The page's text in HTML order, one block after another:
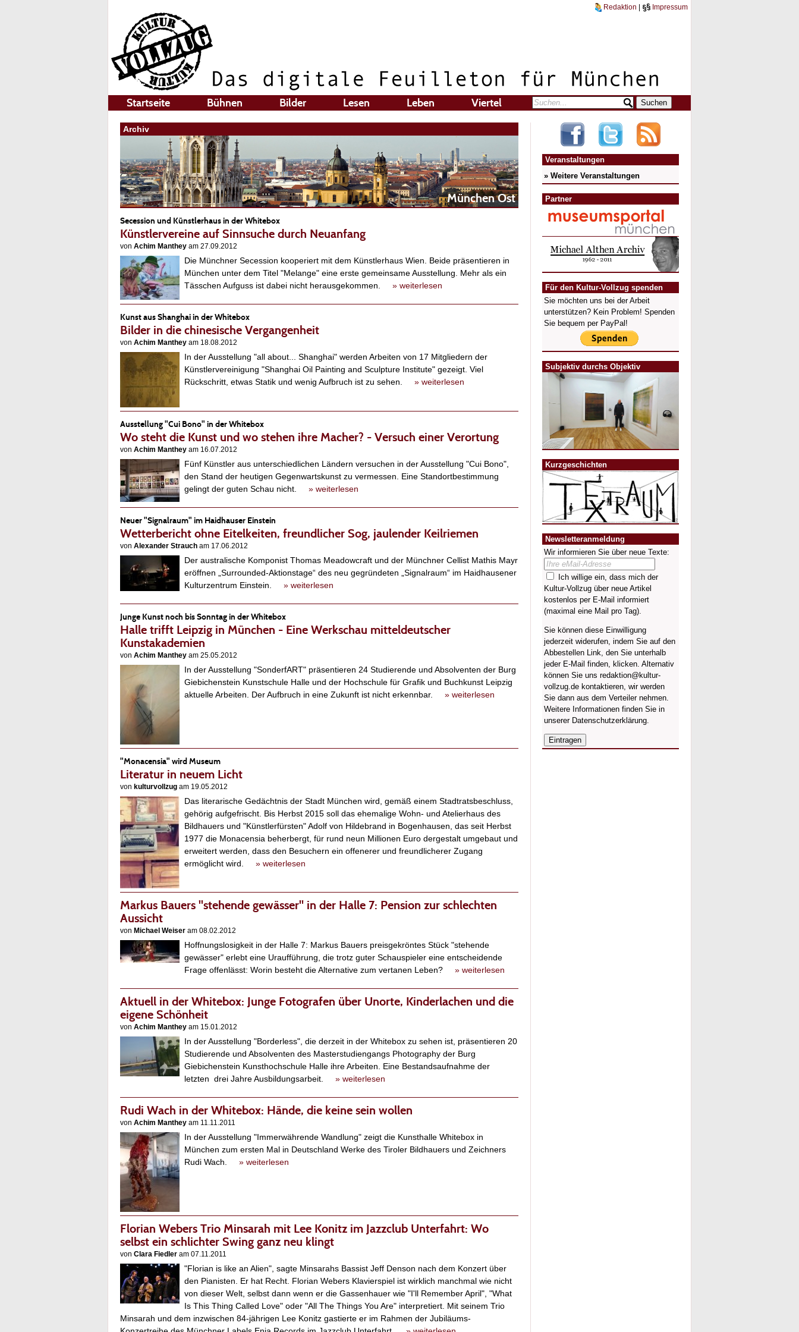
Redaktion Impressum
Startseite Bühnen Bilder Lesen Leben Viertel
Archiv
München Ost
Secession und Künstlerhaus in der Whitebox
Künstlervereine auf Sinnsuche durch Neuanfang
von Achim Manthey am 27.09.2012
Die Münchner Secession kooperiert mit dem Künstlerhaus Wien. Beide präsentieren in
München unter dem Titel "Melange" eine erste gemeinsame Ausstellung. Mehr als ein
Tässchen Aufguss ist dabei nicht herausgekommen. » weiterlesen
Kunst aus Shanghai in der Whitebox
Bilder in die chinesische Vergangenheit
von Achim Manthey am 18.08.2012
In der Ausstellung "all about... Shanghai" werden Arbeiten von 17 Mitgliedern der
Künstlervereinigung "Shanghai Oil Painting and Sculpture Institute" gezeigt. Viel
Rückschritt, etwas Statik und wenig Aufbruch ist zu sehen. » weiterlesen
Ausstellung "Cui Bono" in der Whitebox
Wo steht die Kunst und wo stehen ihre Macher? - Versuch einer Verortung
von Achim Manthey am 16.07.2012
Fünf Künstler aus unterschiedlichen Ländern versuchen in der Ausstellung "Cui Bono",
den Stand der heutigen Gegenwartskunst zu vermessen. Eine Standortbestimmung
gelingt der guten Schau nicht. » weiterlesen
Neuer "Signalraum" im Haidhauser Einstein
Wetterbericht ohne Eitelkeiten, freundlicher Sog, jaulender Keilriemen
von Alexander Strauch am 17.06.2012
Der australische Komponist Thomas Meadowcraft und der Münchner Cellist Mathis Mayr
eröffnen „Surrounded-Aktionstage“ des neu gegründeten „Signalraum“ im Haidhausener
Kulturzentrum Einstein. » weiterlesen
Junge Kunst noch bis Sonntag in der Whitebox
Halle trifft Leipzig in München - Eine Werkschau mitteldeutscher
Kunstakademien
von Achim Manthey am 25.05.2012
In der Ausstellung "SonderfART" präsentieren 24 Studierende und Absolventen der Burg
Giebichenstein Kunstschule Halle und der Hochschule für Grafik und Buchkunst Leipzig
aktuelle Arbeiten. Der Aufbruch in eine Zukunft ist nicht erkennbar. » weiterlesen
"Monacensia" wird Museum
Literatur in neuem Licht
von kulturvollzug am 19.05.2012
Das literarische Gedächtnis der Stadt München wird, gemäß einem Stadtratsbeschluss,
gehörig aufgefrischt. Bis Herbst 2015 soll das ehemalige Wohn- und Atelierhaus des
Bildhauers und "Künstlerfürsten" Adolf von Hildebrand in Bogenhausen, das seit Herbst
1977 die Monacensia beherbergt, für rund neun Millionen Euro dergestalt umgebaut und
erweitert werden, dass den Besuchern ein offenerer und freundlicherer Zugang
ermöglicht wird. » weiterlesen
Markus Bauers "stehende gewässer" in der Halle 7: Pension zur schlechten
Aussicht
von Michael Weiser am 08.02.2012
Hoffnungslosigkeit in der Halle 7: Markus Bauers preisgekröntes Stück "stehende
gewässer" erlebt eine Uraufführung, die trotz guter Schauspieler eine entscheidende
Frage offenlässt: Worin besteht die Alternative zum vertanen Leben? » weiterlesen
Aktuell in der Whitebox: Junge Fotografen über Unorte, Kinderlachen und die
eigene Schönheit
von Achim Manthey am 15.01.2012
In der Ausstellung "Borderless", die derzeit in der Whitebox zu sehen ist, präsentieren 20
Studierende und Absolventen des Masterstudiengangs Photography der Burg
Giebichenstein Kunsthochschule Halle ihre Arbeiten. Eine Bestandsaufnahme der
letzten drei Jahre Ausbildungsarbeit. » weiterlesen
Rudi Wach in der Whitebox: Hände, die keine sein wollen
von Achim Manthey am 11.11.2011
In der Ausstellung "Immerwährende Wandlung" zeigt die Kunsthalle Whitebox in
München zum ersten Mal in Deutschland Werke des Tiroler Bildhauers und Zeichners
Rudi Wach. » weiterlesen
Florian Webers Trio Minsarah mit Lee Konitz im Jazzclub Unterfahrt: Wo
selbst ein schlichter Swing ganz neu klingt
von Clara Fiedler am 07.11.2011
"Florian is like an Alien", sagte Minsarahs Bassist Jeff Denson nach dem Konzert über
den Pianisten. Er hat Recht. Florian Webers Klavierspiel ist wirklich manchmal wie nicht
von dieser Welt, selbst dann wenn er die Gassenhauer wie "I'll Remember April", "What
Is This Thing Called Love" oder "All The Things You Are" interpretiert. Mit seinem Trio
Minsarah und dem inzwischen 84-jährigen Lee Konitz gastierte er im Rahmen der Jubiläums-
Veranstaltungen
» Weitere Veranstaltungen
Partner
Für den Kultur-Vollzug spenden
Sie möchten uns bei der Arbeit
unterstützen? Kein Problem! Spenden
Sie bequem per PayPal!
Subjektiv durchs Objektiv
Kurzgeschichten
Newsletteranmeldung
Wir informieren Sie über neue Texte:
Ich willige ein, dass mich der
Kultur-Vollzug über neue Artikel
kostenlos per E-Mail informiert
(maximal eine Mail pro Tag).
Sie können diese Einwilligung
jederzeit widerufen, indem Sie auf den
Abbestellen Link, den Sie unterhalb
jeder E-Mail finden, klicken. Alternativ
können Sie uns redaktion@kultur-
vollzug.de kontaktieren, wir werden
Sie dann aus dem Verteiler nehmen.
Weitere Informationen finden Sie in
unserer Datenschutzerklärung.